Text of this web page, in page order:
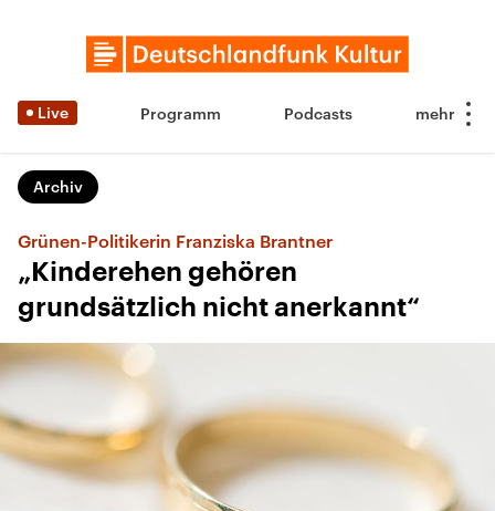
Live Programm Podcasts
Archiv
Grünen-Politikerin Franziska Brantner
„Kinderehen gehören
grundsätzlich nicht anerkannt“